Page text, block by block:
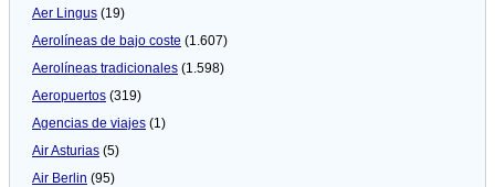
Aer Lingus (19)
Aerolíneas de bajo coste (1.607)
Aerolíneas tradicionales (1.598)
Aeropuertos (319)
Agencias de viajes (1)
Air Asturias (5)
Air Berlin (95)